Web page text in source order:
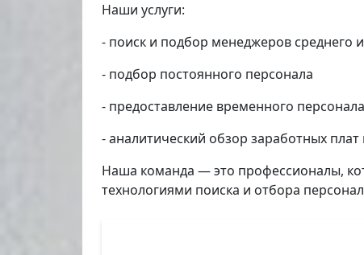
Наши услуги:
- поиск и подбор менеджеров среднего
- подбор постоянного персонала
- предоставление временного персонала
- аналитический обзор заработных
Наша команда — это профессионалы,
технологиями поиска и отбора